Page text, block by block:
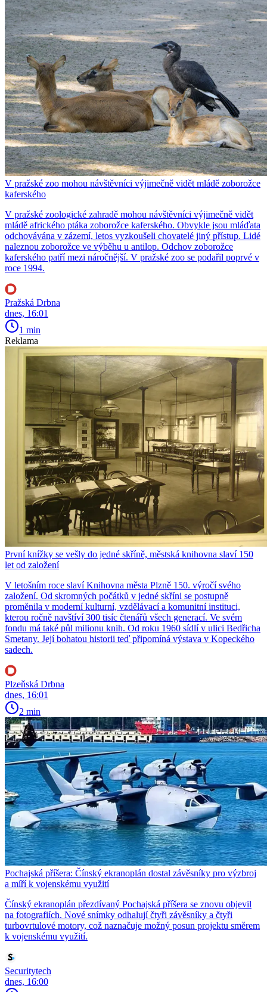
V pražské zoo mohou návštěvníci výjimečně vidět mládě zoborožce
kaferského
V pražské zoologické zahradě mohou návštěvníci výjimečně vidět
mládě afrického ptáka zoborožce kaferského. Obvykle jsou mláďata
odchovávána v zázemí, letos vyzkoušeli chovatelé jiný přístup. Lidé
naleznou zoborožce ve výběhu u antilop. Odchov zoborožce
kaferského patří mezi náročnější. V pražské zoo se podařil poprvé v
roce 1994.
Pražská Drbna
dnes, 16:01
1 min
Reklama
První knížky se vešly do jedné skříně, městská knihovna slaví 150
let od založení
V letošním roce slaví Knihovna města Plzně 150. výročí svého
založení. Od skromných počátků v jedné skříni se postupně
proměnila v moderní kulturní, vzdělávací a komunitní instituci,
kterou ročně navštíví 300 tisíc čtenářů všech generací. Ve svém
fondu má také půl milionu knih. Od roku 1960 sídlí v ulici Bedřicha
Smetany. Její bohatou historii teď připomíná výstava v Kopeckého
sadech.
Plzeňská Drbna
dnes, 16:01
2 min
Pochajská příšera: Čínský ekranoplán dostal závěsníky pro výzbroj
a míří k vojenskému využití
Čínský ekranoplán přezdívaný Pochajská příšera se znovu objevil
na fotografiích. Nové snímky odhalují čtyři závěsníky a čtyři
turbovrtulové motory, což naznačuje možný posun projektu směrem
k vojenskému využití.
Securitytech
dnes, 16:00